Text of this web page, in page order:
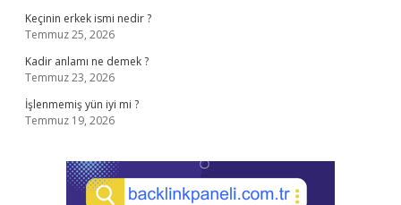
Keçinin erkek ismi nedir ?
Temmuz 25, 2026
Kadir anlamı ne demek ?
Temmuz 23, 2026
İşlenmemiş yün iyi mi ?
Temmuz 19, 2026